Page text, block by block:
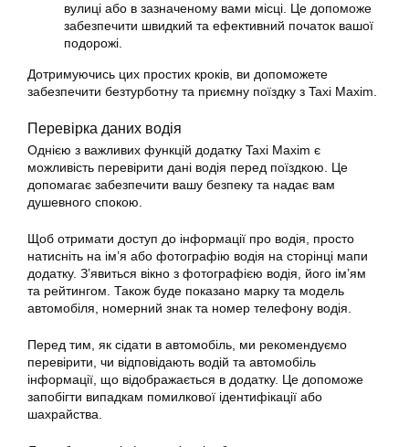
вулиці або в зазначеному вами місці. Це допоможе
забезпечити швидкий та ефективний початок вашої
подорожі.
Дотримуючись цих простих кроків, ви допоможете
забезпечити безтурботну та приємну поїздку з Taxi Maxim.
Перевірка даних водія
Однією з важливих функцій додатку Taxi Maxim є
можливість перевірити дані водія перед поїздкою. Це
допомагає забезпечити вашу безпеку та надає вам
душевного спокою.
Щоб отримати доступ до інформації про водія, просто
натисніть на ім’я або фотографію водія на сторінці мапи
додатку. З’явиться вікно з фотографією водія, його ім’ям
та рейтингом. Також буде показано марку та модель
автомобіля, номерний знак та номер телефону водія.
Перед тим, як сідати в автомобіль, ми рекомендуємо
перевірити, чи відповідають водій та автомобіль
інформації, що відображається в додатку. Це допоможе
запобігти випадкам помилкової ідентифікації або
шахрайства.